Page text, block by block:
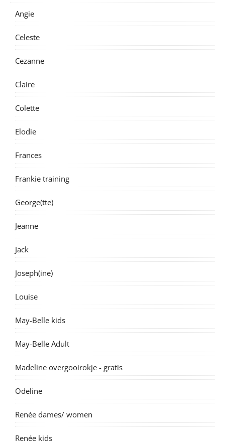
Angie
Celeste
Cezanne
Claire
Colette
Elodie
Frances
Frankie training
George(tte)
Jeanne
Jack
Joseph(ine)
Louise
May-Belle kids
May-Belle Adult
Madeline overgooirokje - gratis
Odeline
Renée dames/ women
Renée kids